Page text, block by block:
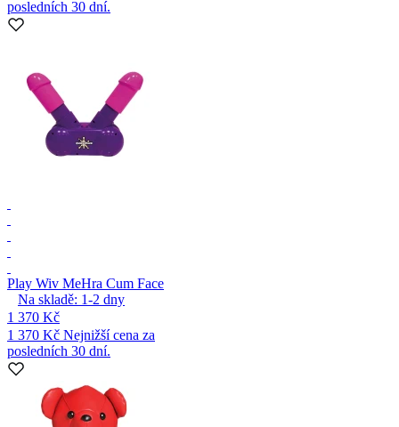
posledních 30 dní.
Play Wiv MeHra Cum Face
Na skladě: 1-2 dny
1 370 Kč
1 370 Kč Nejnižší cena za
posledních 30 dní.